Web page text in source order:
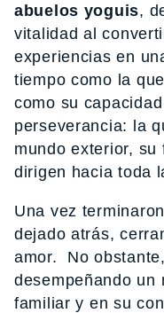
abuelos yoguis,
vitalidad al
experiencias en
tiempo como la
como su
perseverancia: la
mundo exterior,
dirigen hacia toda
Una vez
dejado atrás,
amor. No
desempeñando un
familiar y en su